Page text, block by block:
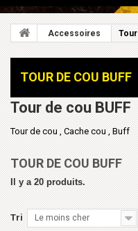
Accessoires
TOUR DE COU BUFF
Tour de cou BUFF
Tour de cou , Cache cou , Buff
TOUR DE COU BUFF
Il y a 20 produits.
Tri Le moins cher